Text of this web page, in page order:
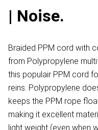
| Noise.
Braided PPM cord with
from Polypropylene
this populair PPM cord
reins. Polypropylene
keeps the PPM rope
making it excellent
light weight (even when